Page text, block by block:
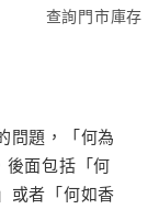
查詢門市庫存
問題，「何為
面包括「何
或者「何如香